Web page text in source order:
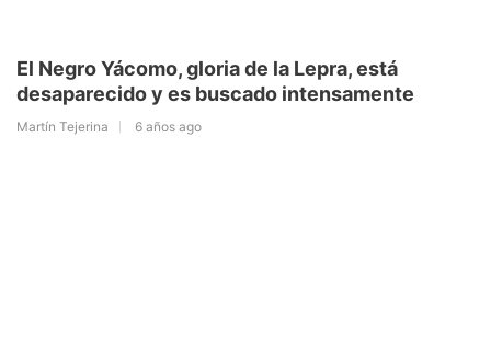
El Negro Yácomo, gloria de la Lepra, está
desaparecido y es buscado intensamente
Martín Tejerina 6 años ago